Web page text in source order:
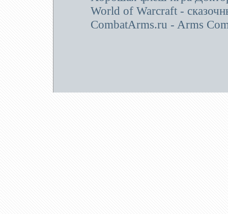
World of Warcraft -
CombatArms.ru - Arms